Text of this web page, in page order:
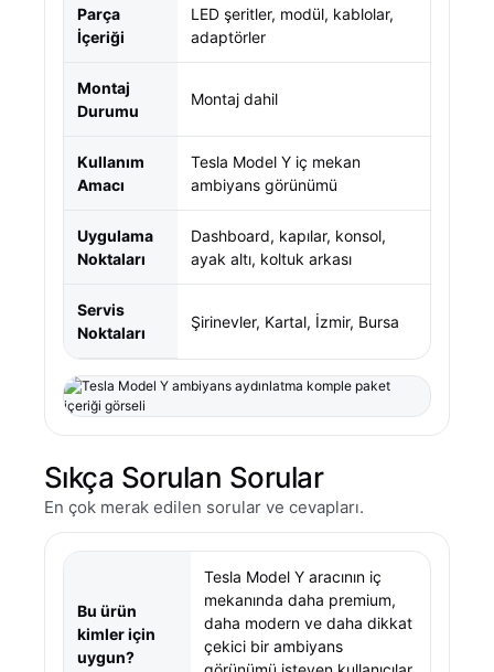
Parça
İçeriği
LED şeritler, modül, kablolar,
adaptörler
Montaj
Durumu
Montaj dahil
Kullanım
Amacı
Tesla Model Y iç mekan
ambiyans görünümü
Uygulama
Noktaları
Dashboard, kapılar, konsol,
ayak altı, koltuk arkası
Servis
Noktaları
Şirinevler, Kartal, İzmir, Bursa
Sıkça Sorulan Sorular
En çok merak edilen sorular ve cevapları.
Bu ürün
kimler için
uygun?
Tesla Model Y aracının iç
mekanında daha premium,
daha modern ve daha dikkat
çekici bir ambiyans